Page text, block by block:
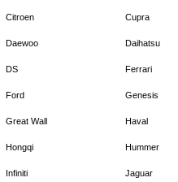
Citroen Cupra
Daewoo Daihatsu
DS Ferrari
Ford Genesis
Great Wall Haval
Hongqi Hummer
Infiniti Jaguar